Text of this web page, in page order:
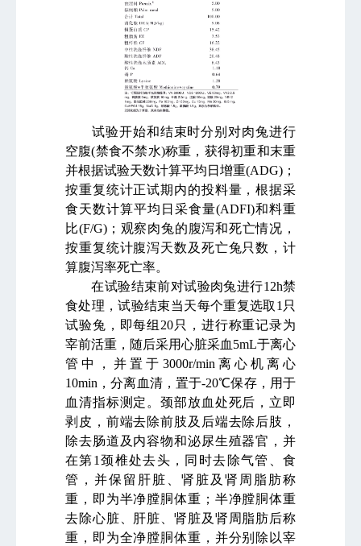
试验开始和结束时分别对肉兔进行
空腹(禁食不禁水)称重，获得初重和末重
并根据试验天数计算平均日增重(ADG) ；
按重复统计正试期内的投料量，根据采
食天数计算平均日采食量(ADFI)和料重
比(F/G)；观察肉兔的腹泻和死亡情况，
按重复统计腹泻天数及死亡兔只数，计
算腹泻率死亡率。
在试验结束前对试验肉兔进行12h禁
食处理，试验结束当天每个重复选取 1只
试验兔，即每组20只，进行称重记录为
宰前活重，随后采用心脏采血 5mL于离心
管中，并置于 3000r/min离心机离心
10min ，分离血清，置于-20℃保存，用于
血清指标测定。颈部放血处死后，立即
剥皮，前端去除前肢及后端去除后肢，
除去肠道及内容物和泌尿生殖器官，并
在第1颈椎处去头，同时去除气管、食
管，并保留肝脏、肾脏及肾周脂肪称
重，即为半净膛胴体重；半净膛胴体重
去除心脏、肝脏、肾脏及肾周脂肪后称
重，即为全净膛胴体重，并分别除以宰